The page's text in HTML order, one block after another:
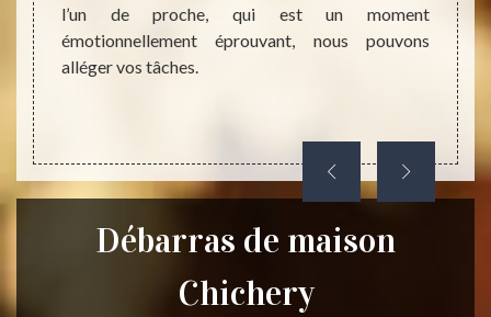
vous
l’un de proche, qui est un moment
émotionnellement éprouvant, nous pouvons
alléger vos tâches.
de
Débarras de maison
Chichery